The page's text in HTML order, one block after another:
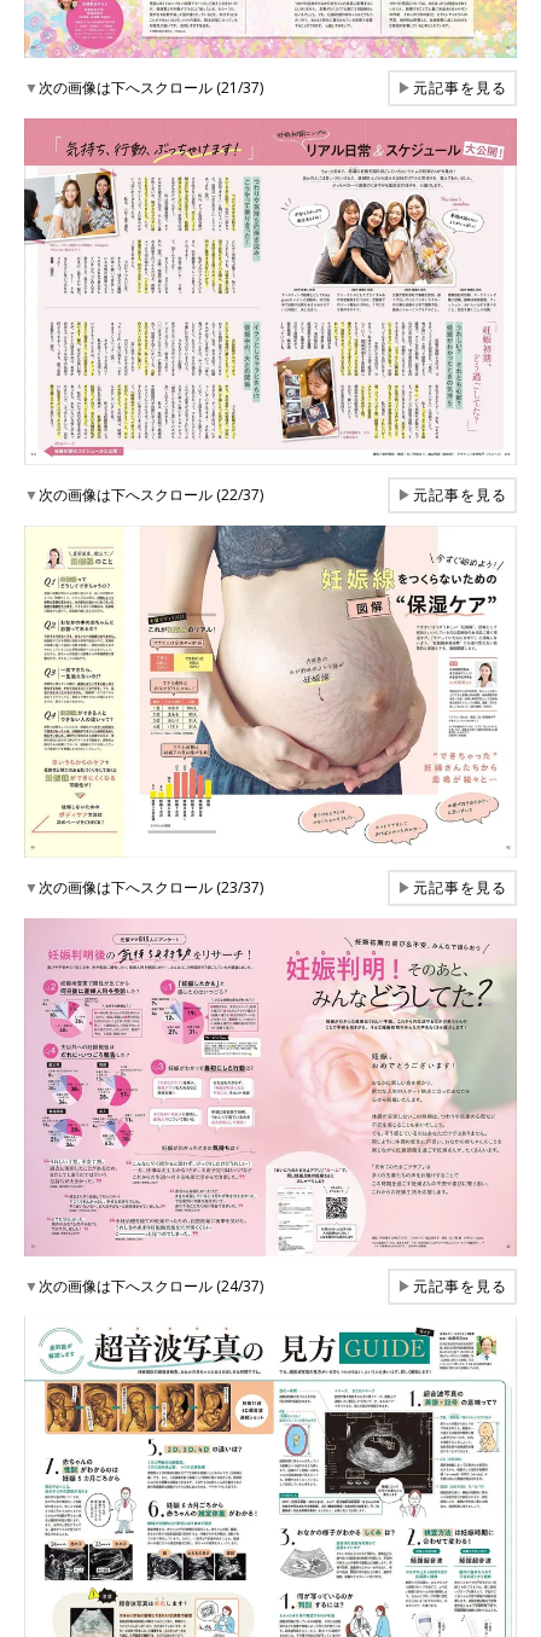
▼次の画像は下へスクロール (21/37) ▶元記事を見る
▼次の画像は下へスクロール (22/37) ▶元記事を見る
▼次の画像は下へスクロール (23/37) ▶元記事を見る
▼次の画像は下へスクロール (24/37) ▶元記事を見る